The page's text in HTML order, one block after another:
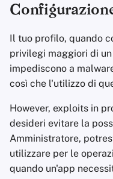
Il tuo profilo, quando
privilegi maggiori di
impediscono a
così che l'utilizzo di
However, exploits in
desideri evitare la
Amministratore,
utilizzare per le
quando un'app